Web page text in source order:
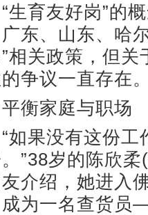
育友好岗”的概
东、山东、哈
相关政策，但
争议一直存在。
家庭与职场
果没有这份工
”38岁的陈欣
介绍，她进入
为一名查货员